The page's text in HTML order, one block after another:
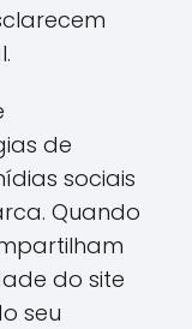
de
sociais
Quando
do site
seu